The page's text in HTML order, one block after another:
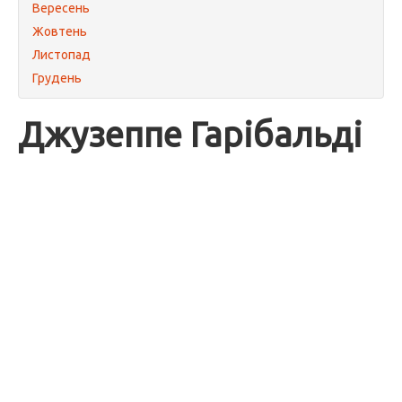
Вересень
Жовтень
Листопад
Грудень
Джузеппе Гарібальді